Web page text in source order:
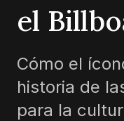
el
Cómo el
historia de
para la